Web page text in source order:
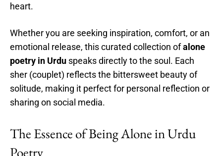
heart.
Whether you are seeking inspiration, comfort, or an
emotional release, this curated collection ofalone
poetry in Urdu speaks directly to the soul. Each
sher (couplet) reflects the bittersweet beauty of
solitude, making it perfect for personal reflection or
sharing on social media.
The Essence of Being Alone in Urdu
Poetry